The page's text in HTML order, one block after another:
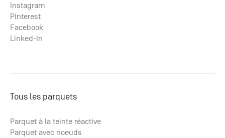
Instagram
Pinterest
Facebook
Linked-In
Tous les parquets
Parquet à la teinte réactive
Parquet avec noeuds